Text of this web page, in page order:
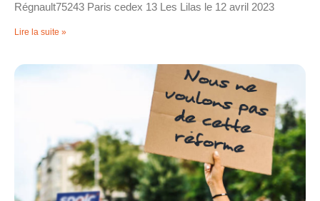
Régnault75243 Paris cedex 13 Les Lilas le 12 avril 2023
Lire la suite »